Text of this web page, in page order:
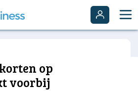
op
voorbij